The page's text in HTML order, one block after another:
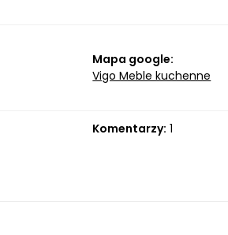
Mapa google:
Vigo Meble kuchenne
Komentarzy: 1